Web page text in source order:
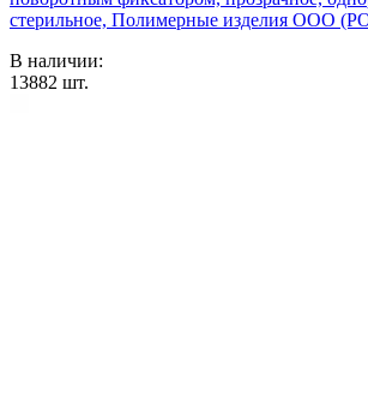
стерильное, Полимерные изделия OOO
В наличии:
13882 шт.